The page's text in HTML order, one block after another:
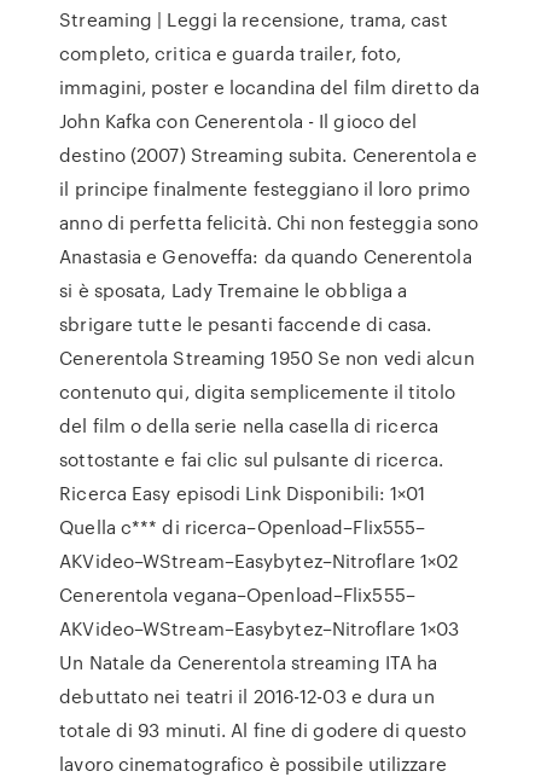
Streaming | Leggi la recensione, trama, cast
completo, critica e guarda trailer, foto,
immagini, poster e locandina del film diretto da
John Kafka con Cenerentola - Il gioco del
destino (2007) Streaming subita. Cenerentola e
il principe finalmente festeggiano il loro primo
anno di perfetta felicità. Chi non festeggia sono
Anastasia e Genoveffa: da quando Cenerentola
si è sposata, Lady Tremaine le obbliga a
sbrigare tutte le pesanti faccende di casa.
Cenerentola Streaming 1950 Se non vedi alcun
contenuto qui, digita semplicemente il titolo
del film o della serie nella casella di ricerca
sottostante e fai clic sul pulsante di ricerca.
Ricerca Easy episodi Link Disponibili: 1×01
Quella c*** di ricerca–Openload–Flix555–
AKVideo–WStream–Easybytez–Nitroflare 1×02
Cenerentola vegana–Openload–Flix555–
AKVideo–WStream–Easybytez–Nitroflare 1×03
Un Natale da Cenerentola streaming ITA ha
debuttato nei teatri il 2016-12-03 e dura un
totale di 93 minuti. Al fine di godere di questo
lavoro cinematografico è possibile utilizzare